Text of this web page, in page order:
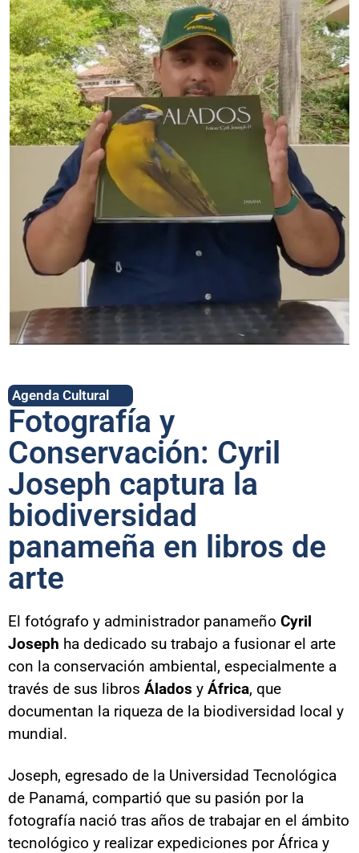
Agenda Cultural
Fotografía y
Conservación: Cyril
Joseph captura la
biodiversidad
panameña en libros de
arte
El fotógrafo y administrador panameño Cyril
Joseph ha dedicado su trabajo a fusionar el arte
con la conservación ambiental, especialmente a
través de sus libros Álados y África, que
documentan la riqueza de la biodiversidad local y
mundial.
Joseph, egresado de la Universidad Tecnológica
de Panamá, compartió que su pasión por la
fotografía nació tras años de trabajar en el ámbito
tecnológico y realizar expediciones por África y